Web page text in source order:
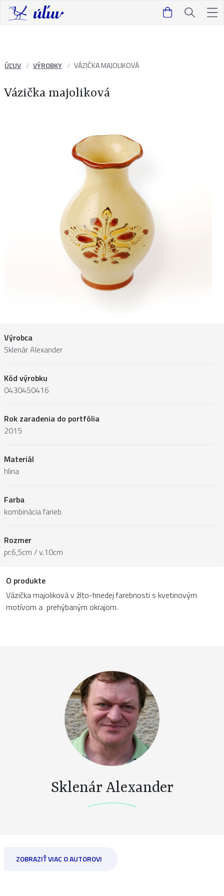
ÚĽUV VÝROBKY VÁZIČKA MAJOLIKOVÁ
Vázička majoliková
Výrobca
Sklenár Alexander
Kód výrobku
0430450416
Rok zaradenia do portfólia
2015
Materiál
hlina
Farba
kombinácia farieb
Rozmer
pr.6,5cm / v.10cm
O produkte
Vázička majoliková v žlto-hnedej farebnosti s kvetinovým
motívom a prehýbaným okrajom.
Sklenár Alexander
ZOBRAZIŤ VIAC O AUTOROVI